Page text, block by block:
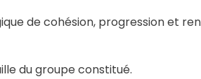
de cohésion, progression et
du groupe constitué.